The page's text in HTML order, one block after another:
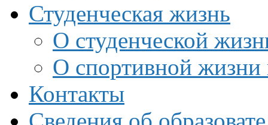
Студенческая жизнь
О студенческой
О спортивной жизни
Контакты